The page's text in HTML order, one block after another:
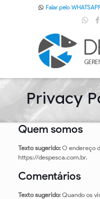
Falar pelo
Privacy
Quem somos
Texto sugerido: O endereço
https://despesca.com.br.
Comentários
Texto sugerido: Quando os